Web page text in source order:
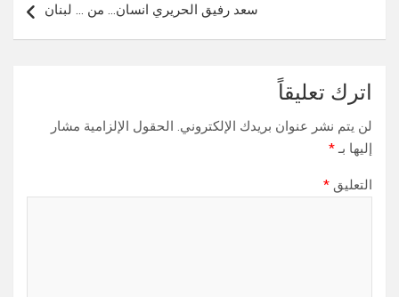
سعد رفيق الحريري انسان… من … لبنان
اترك تعليقاً
لن يتم نشر عنوان بريدك الإلكتروني. الحقول الإلزامية مشار
إليها بـ*
التعليق *